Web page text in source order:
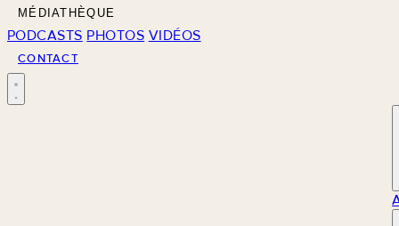
MÉDIATHÈQUE
PODCASTS PHOTOS VIDÉOS
CONTACT